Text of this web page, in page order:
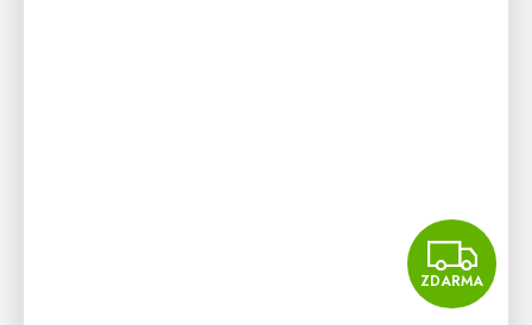
ZDARMA